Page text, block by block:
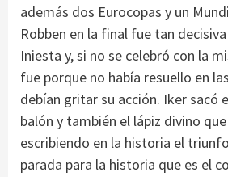
además dos Eurocopas y un
Robben en la final fue tan
Iniesta y, si no se celebró con la
fue porque no había resuello en
debían gritar su acción. Iker sacó
balón y también el lápiz divino
escribiendo en la historia el
parada para la historia que es el